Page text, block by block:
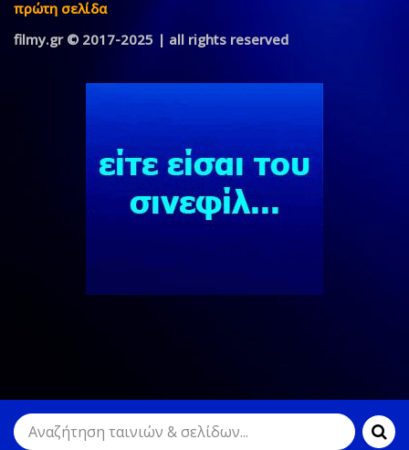
πρώτη σελίδα
filmy.gr © 2017-2025 | all rights reserved